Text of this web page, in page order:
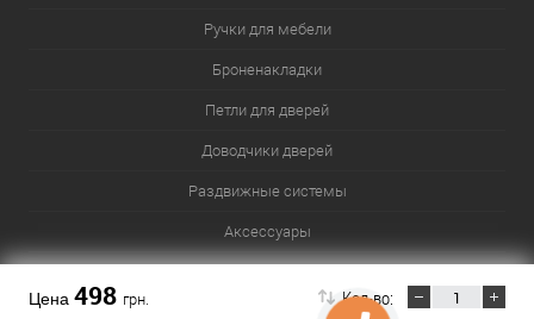
Цена 498 грн. Кол-во:
Ручки для мебели
Броненакладки
Петли для дверей
Доводчики дверей
Раздвижные системы
Аксессуары